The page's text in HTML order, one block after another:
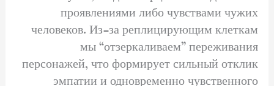
проявлениями либо чувствами чужих
человеков. Из-за реплицирующим клеткам
мы “отзеркаливаем” переживания
персонажей, что формирует сильный отклик